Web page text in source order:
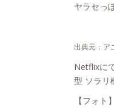
ヤラセっ
出典元：ア
Netflixに
型 ソラリ
【フォ